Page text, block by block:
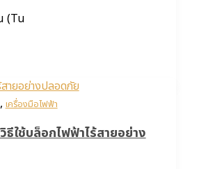
(Tu
,เครื่องมือไฟฟ้า
ใช้บล็อกไฟฟ้าไร้สายอย่าง